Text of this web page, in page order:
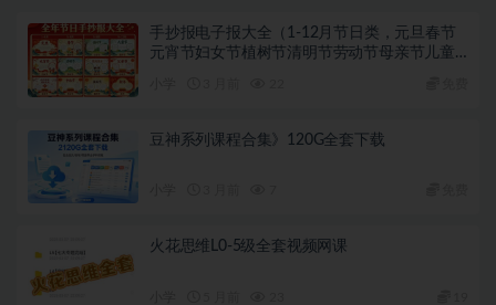
手抄报电子报大全（1-12月节日类，元旦春节
元宵节妇女节植树节清明节劳动节母亲节儿童
豆神系列课程合集》120G全套下载
火花思维L0-5级全套视频网课